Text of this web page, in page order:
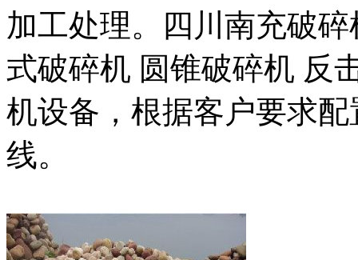
加工处理。四川南充破
式破碎机 圆锥破碎机 反
机设备，根据客户要求
线。